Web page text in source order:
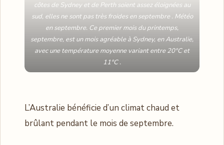
côtes de Sydney et de Perth soient assez éloignées au
sud, elles ne sont pas très froides en septembre . Météo
en septembre. Ce premier mois du printemps,
septembre, est un mois agréable à Sydney, en Australie,
avec une température moyenne variant entre 20°C et
11°C .
L’Australie bénéficie d’un climat chaud et
brûlant pendant le mois de septembre.